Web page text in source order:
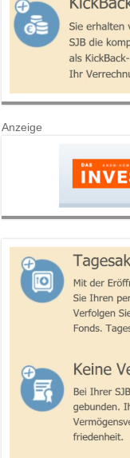
Anzeige